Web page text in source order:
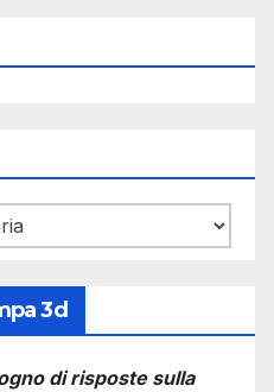
3d
di risposte sulla